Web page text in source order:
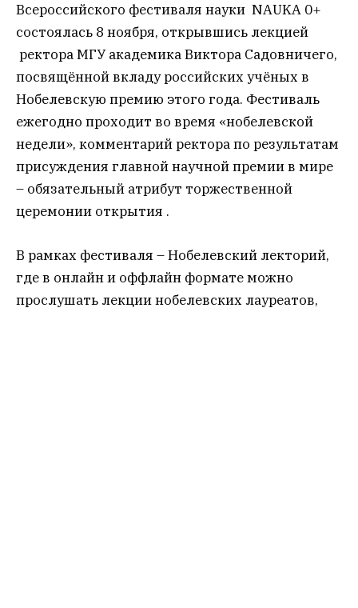
Всероссийского фестиваля науки NAUKA 0+
состоялась 8 ноября, открывшись лекцией
ректора МГУ академика Виктора Садовничего,
посвящённой вкладу российских учёных в
Нобелевскую премию этого года. Фестиваль
ежегодно проходит во время «нобелевской
недели», комментарий ректора по результатам
присуждения главной научной премии в мире
– обязательный атрибут торжественной
церемонии открытия .
В рамках фестиваля – Нобелевский лекторий,
где в онлайн и оффлайн формате можно
прослушать лекции нобелевских лауреатов,